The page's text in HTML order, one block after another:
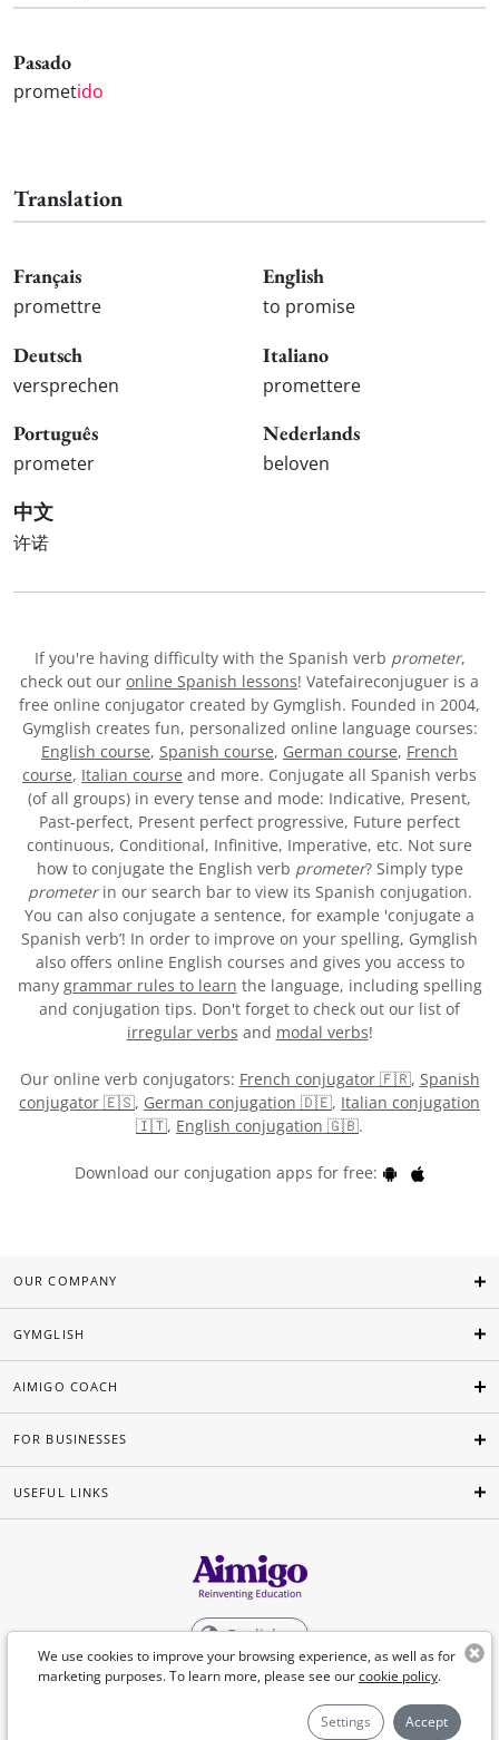
Pasado
prometido
Translation
Français
promettre
English
to promise
Deutsch
versprechen
Italiano
promettere
Português
prometer
Nederlands
beloven
中文
许诺
If you're having difficulty with the Spanish verb prometer,
check out our online Spanish lessons! Vatefaireconjuguer is a
free online conjugator created by Gymglish. Founded in 2004,
Gymglish creates fun, personalized online language courses:
English course, Spanish course, German course, French
course, Italian course and more. Conjugate all Spanish verbs
(of all groups) in every tense and mode: Indicative, Present,
Past-perfect, Present perfect progressive, Future perfect
continuous, Conditional, Infinitive, Imperative, etc. Not sure
how to conjugate the English verb prometer? Simply type
prometerin our search bar to view its Spanish conjugation.
You can also conjugate a sentence, for example 'conjugate a
Spanish verb’! In order to improve on your spelling, Gymglish
also offers online English courses and gives you access to
many grammar rules to learn the language, including spelling
and conjugation tips. Don't forget to check out our list of
irregular verbs and modal verbs!
Our online verb conjugators: French conjugator 🇫🇷, Spanish
conjugator 🇪🇸, German conjugation 🇩🇪, Italian conjugation
🇮🇹, English conjugation 🇬🇧.
Download our conjugation apps for free:
We use cookies to improve your browsing experience, as well as for
marketing purposes. To learn more, please see ourcookie policy.
Settings Accept
OUR COMPANY
GYMGLISH
AIMIGO COACH
FOR BUSINESSES
USEFUL LINKS
English
©Aimigo 2026